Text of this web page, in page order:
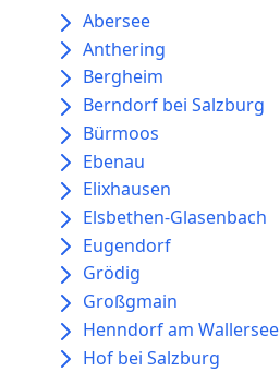
Abersee
Anthering
Bergheim
Berndorf bei Salzburg
Bürmoos
Ebenau
Elixhausen
Elsbethen-Glasenbach
Eugendorf
Grödig
Großgmain
Henndorf am Wallersee
Hof bei Salzburg